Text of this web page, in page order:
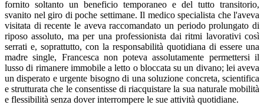
fornito soltanto un beneficio temporaneo e del tutto transitorio,
svanito nel giro di poche settimane. Il medico specialista che l'aveva
visitata di recente le aveva raccomandato un periodo prolungato di
riposo assoluto, ma per una professionista dai ritmi lavorativi così
serrati e, soprattutto, con la responsabilità quotidiana di essere una
madre single, Francesca non poteva assolutamente permettersi il
lusso di rimanere immobile a letto o bloccata su un divano; lei aveva
un disperato e urgente bisogno di una soluzione concreta, scientifica
e strutturata che le consentisse di riacquistare la sua naturale mobilità
e flessibilità senza dover interrompere le sue attività quotidiane.